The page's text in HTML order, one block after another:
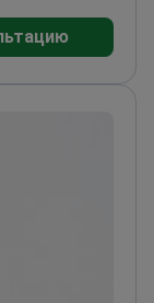
и
член
по
в
быть в
p>